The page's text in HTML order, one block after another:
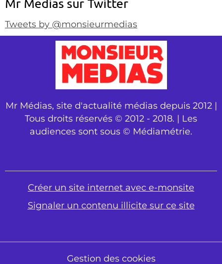
Mr Medias sur Twitter
Tweets by @monsieurmedias
Mr Médias, site d'actualité médias depuis 2012 |
Tous droits réservés © 2012 - 2018. | Les
audiences sont sous © Médiamétrie.
Créer un site internet avec e-monsite
Signaler un contenu illicite sur ce site
Gestion des cookies